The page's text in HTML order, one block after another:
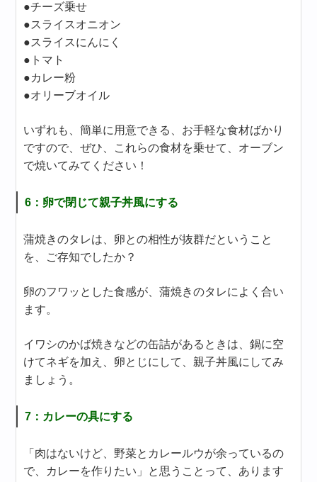
●チーズ乗せ
●スライスオニオン
●スライスにんにく
●トマト
●カレー粉
●オリーブオイル
いずれも、簡単に用意できる、お手軽な食材ばかり
ですので、ぜひ、これらの食材を乗せて、オーブン
で焼いてみてください！
6：卵で閉じて親子丼風にする
蒲焼きのタレは、卵との相性が抜群だということ
を、ご存知でしたか？
卵のフワッとした食感が、蒲焼きのタレによく合い
ます。
イワシのかば焼きなどの缶詰があるときは、鍋に空
けてネギを加え、卵とじにして、親子丼風にしてみ
ましょう。
7：カレーの具にする
「肉はないけど、野菜とカレールウが余っているの
で、カレーを作りたい」と思うことって、あります